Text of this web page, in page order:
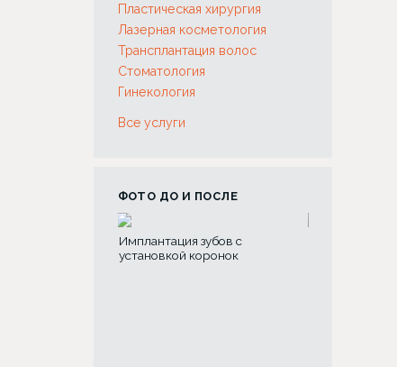
Пластическая хирургия
Лазерная косметология
Трансплантация волос
Стоматология
Гинекология
Все услуги
ФОТО ДО И ПОСЛЕ
Склеротерапия вен